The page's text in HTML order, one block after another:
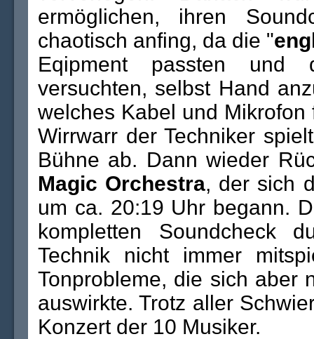
ermöglichen, ihren
chaotisch anfing, da die "
Eqipment passten
versuchten, selbst Hand
welches Kabel und
Wirrwarr der Techniker
Bühne ab. Dann wieder
Magic Orchestra, der sich
um ca. 20:19 Uhr begann.
kompletten Soundcheck
Technik nicht immer
Tonprobleme, die sich aber
auswirkte. Trotz aller
Konzert der 10 Musiker.